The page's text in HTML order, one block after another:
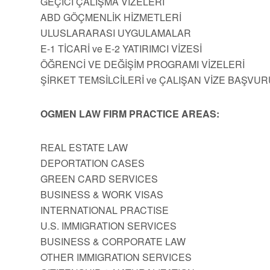
ABD GÖÇMENLİK HİZMETLERİ
ULUSLARARASI UYGULAMALAR
E-1 TİCARİ ve E-2 YATIRIMCI VİZESİ
ÖĞRENCİ VE DEĞİŞİM PROGRAMI VİZELERİ
ŞİRKET TEMSİLCİLERİ ve ÇALIŞAN VİZE
OGMEN LAW FIRM PRACTICE AREAS:
REAL ESTATE LAW
DEPORTATION CASES
GREEN CARD SERVICES
BUSINESS & WORK VISAS
INTERNATIONAL PRACTISE
U.S. IMMIGRATION SERVICES
BUSINESS & CORPORATE LAW
OTHER IMMIGRATION SERVICES